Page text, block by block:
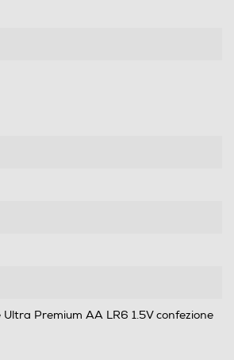
Premium AA LR6 1.5V confezione